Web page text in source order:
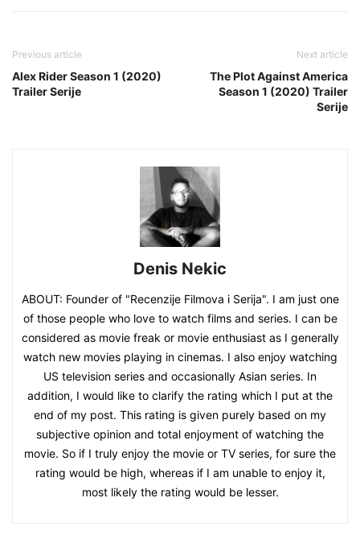
Previous article
Alex Rider Season 1 (2020)
Trailer Serije
Next article
The Plot Against America
Season 1 (2020) Trailer
Serije
Denis Nekic
ABOUT: Founder of "Recenzije Filmova i Serija". I am just one
of those people who love to watch films and series. I can be
considered as movie freak or movie enthusiast as I generally
watch new movies playing in cinemas. I also enjoy watching
US television series and occasionally Asian series. In
addition, I would like to clarify the rating which I put at the
end of my post. This rating is given purely based on my
subjective opinion and total enjoyment of watching the
movie. So if I truly enjoy the movie or TV series, for sure the
rating would be high, whereas if I am unable to enjoy it,
most likely the rating would be lesser.